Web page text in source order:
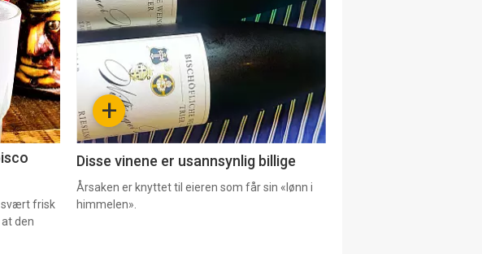
svært frisk
den
akkurat
nå
3 +
Disse vinene er usannsynlig billige
Årsaken er knyttet til eieren som får sin «lønn i
himmelen».